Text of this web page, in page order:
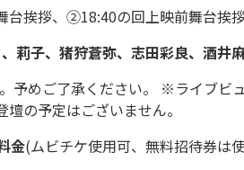
挨拶、②18:40の回上映前舞台挨
莉子、猪狩蒼弥、志田彩良、酒井
めご了承ください。 ※ライブビ
壇の予定はございません。
金(ムビチケ使用可、無料招待券は